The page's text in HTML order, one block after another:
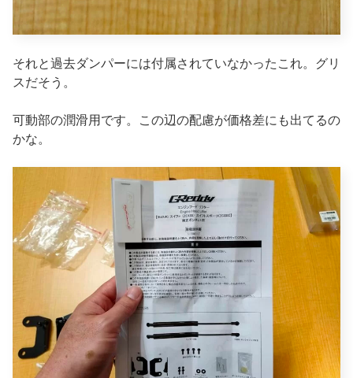
それと過去ダンパーには付属されていなかったこれ。グリ
スだそう。
可動部の潤滑用です。この辺の配慮が価格差にも出てるの
かな。